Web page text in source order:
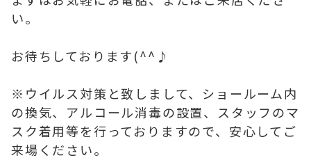
い。
お待ちしております(^^♪
※ウイルス対策と致しまして、ショールーム内
の換気、アルコール消毒の設置、スタッフのマ
スク着用等を行っておりますので、安心してご
来場ください。